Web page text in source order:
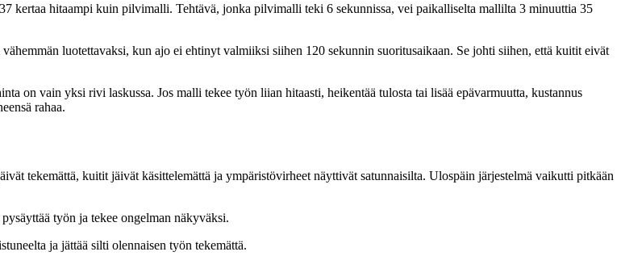
kertaa hitaampi kuin pilvimalli. Tehtävä, jonka pilvimalli teki 6 sekunnissa, vei paikalliselta mallilta 3 minuuttia 35
luotettavaksi, kun ajo ei ehtinyt valmiiksi siihen 120 sekunnin suoritusaikaan. Se johti siihen, että kuitit eivät
on vain yksi rivi laskussa. Jos malli tekee työn liian hitaasti, heikentää tulosta tai lisää epävarmuutta, kustannus
rahaa.
tekemättä, kuitit jäivät käsittelemättä ja ympäristövirheet näyttivät satunnaisilta. Ulospäin järjestelmä vaikutti pitkään
työn ja tekee ongelman näkyväksi.
ja jättää silti olennaisen työn tekemättä.